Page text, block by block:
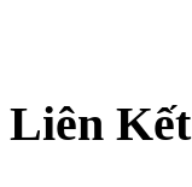
Liên Kết